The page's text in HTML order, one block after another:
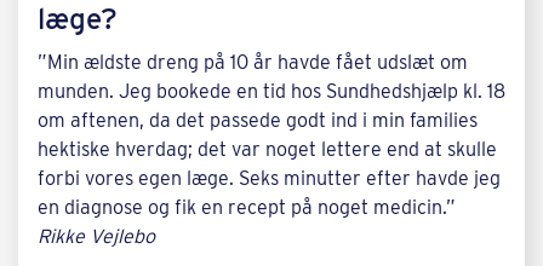
læge?
”Min ældste dreng på 10 år havde fået udslæt om
munden. Jeg bookede en tid hos Sundhedshjælp kl. 18
om aftenen, da det passede godt ind i min families
hektiske hverdag; det var noget lettere end at skulle
forbi vores egen læge. Seks minutter efter havde jeg
en diagnose og fik en recept på noget medicin.”
Rikke Vejlebo